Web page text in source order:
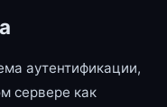
аутентификации,
сервере как